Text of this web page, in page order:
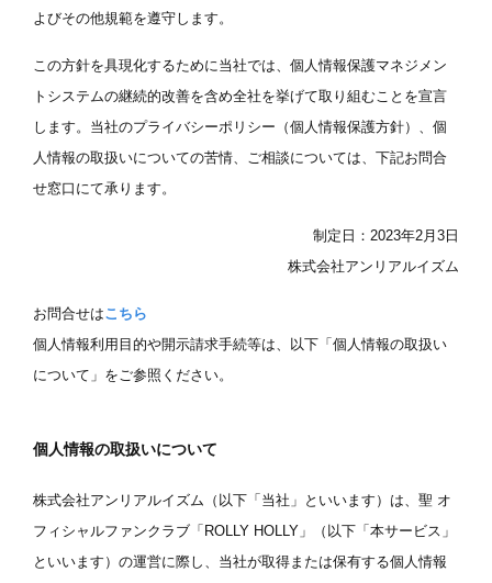
よびその他規範を遵守します。
この方針を具現化するために当社では、個人情報保護マネジメン
トシステムの継続的改善を含め全社を挙げて取り組むことを宣言
します。当社のプライバシーポリシー（個人情報保護方針）、個
人情報の取扱いについての苦情、ご相談については、下記お問合
せ窓口にて承ります。
制定日：2023年2月3日
株式会社アンリアルイズム
お問合せはこちら
個人情報利用目的や開示請求手続等は、以下「個人情報の取扱い
について」をご参照ください。
個人情報の取扱いについて
株式会社アンリアルイズム（以下「当社」といいます）は、聖 オ
フィシャルファンクラブ「ROLLY HOLLY」（以下「本サービス」
といいます）の運営に際し、当社が取得または保有する個人情報